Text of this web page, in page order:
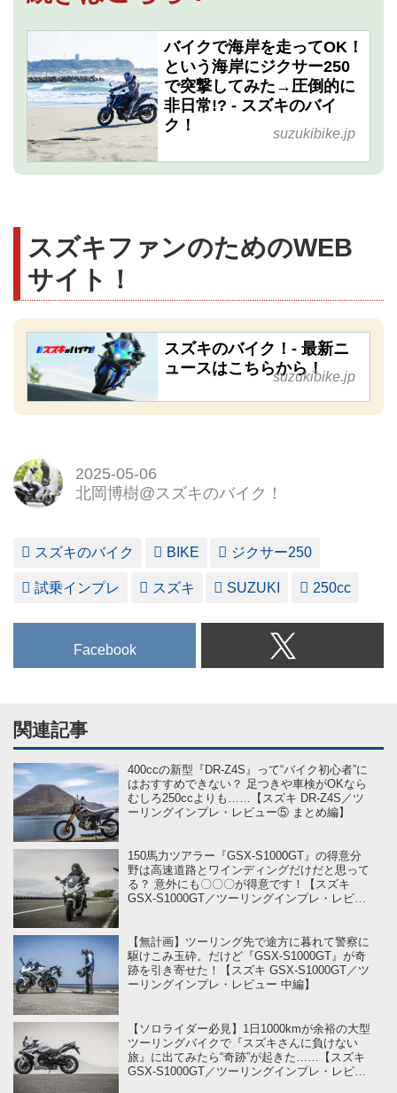
バイクで海岸を走ってOK！
という海岸にジクサー250
で突撃してみた→圧倒的に
非日常!? - スズキのバイ
ク！
suzukibike.jp
スズキファンのためのWEB
サイト！
スズキのバイク！- 最新ニ
ュースはこちらから！
suzukibike.jp
2025-05-06
北岡博樹@スズキのバイク！
スズキのバイク BIKE ジクサー250
試乗インプレ スズキ SUZUKI 250cc
Facebook
関連記事
400ccの新型『DR-Z4S』って“バイク初心者”に
はおすすめできない？ 足つきや車検がOKなら
むしろ250ccよりも……【スズキ DR-Z4S／ツ
ーリングインプレ・レビュー⑤ まとめ編】
150馬力ツアラー『GSX-S1000GT』の得意分
野は高速道路とワインディングだけだと思って
る？ 意外にも〇〇〇が得意です！【スズキ
GSX-S1000GT／ツーリングインプレ・レビュ
【無計画】ツーリング先で途方に暮れて警察に
駆けこみ玉砕。だけど『GSX-S1000GT』が奇
跡を引き寄せた！【スズキ GSX-S1000GT／ツ
ーリングインプレ・レビュー 中編】
【ソロライダー必見】1日1000kmが余裕の大型
ツーリングバイクで『スズキさんに負けない
旅』に出てみたら“奇跡”が起きた……【スズキ
GSX-S1000GT／ツーリングインプレ・レビュ